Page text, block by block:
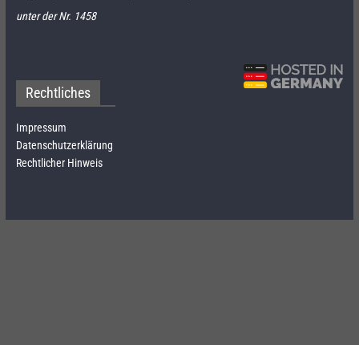
unter der Nr. 1458
Rechtliches
Impressum
Datenschutzerklärung
Rechtlicher Hinweis